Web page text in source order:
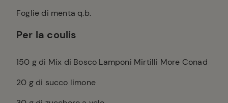
Foglie di menta q.b.
Per la coulis
150 g di Mix di Bosco Lamponi Mirtilli More Conad
20 g di succo limone